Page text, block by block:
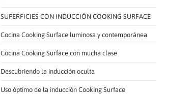
LA
SUPERFICIES CON INDUCCIÓN COOKING SURFACE
Cocina Cooking Surface luminosa y contemporánea
Cocina Cooking Surface con mucha clase
Descubriendo la inducción oculta
Uso óptimo de la inducción Cooking Surface